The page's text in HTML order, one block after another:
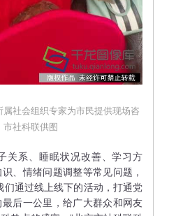
社会组织专家为市民提供现场咨
市社科联供图
系、睡眠状况改善、学习方
、情绪问题调整等常见问题，
们通过线上线下的活动，打通党
后一公里，给广大群众和网友